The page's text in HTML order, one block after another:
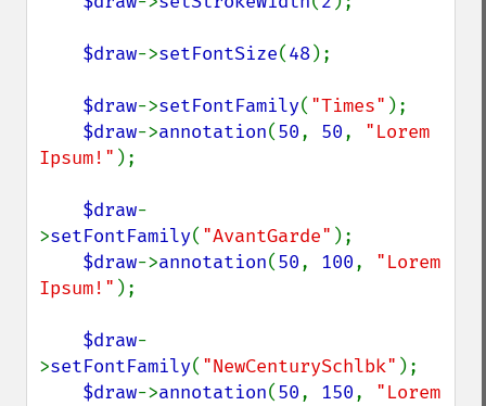
$draw->setFontSize(48);
$draw->setFontFamily( "Times" );
$draw->annotation(50, 50, "Lorem
Ipsum!" );
$draw-
>setFontFamily( "AvantGarde" );
$draw->annotation(50, 100, "Lorem
Ipsum!" );
$draw-
>setFontFamily( "NewCenturySchlbk" );
$draw->annotation(50, 150, "Lorem